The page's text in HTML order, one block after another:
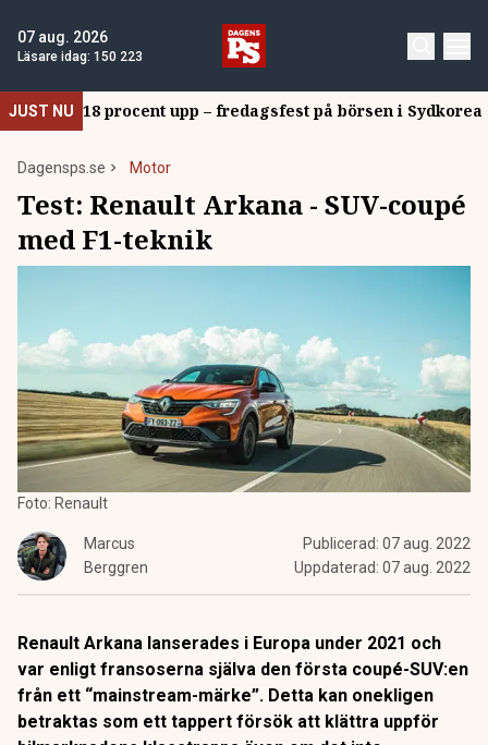
07 aug. 2026
Läsare idag: 150 223
JUST NU 18 procent upp – fredagsfest på börsen i Sydkorea
Dagensps.se Motor
Test: Renault Arkana - SUV-coupé
med F1-teknik
Foto: Renault
Marcus
Berggren
Publicerad: 07 aug. 2022
Uppdaterad: 07 aug. 2022
Renault Arkana lanserades i Europa under 2021 och
var enligt fransoserna själva den första coupé-SUV:en
från ett “mainstream-märke”. Detta kan onekligen
betraktas som ett tappert försök att klättra uppför